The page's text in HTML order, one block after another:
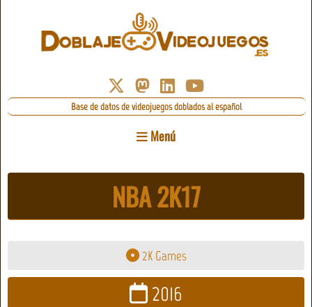
Base de datos de videojuegos doblados al español
Menú
NBA 2K17
2K Games
2016